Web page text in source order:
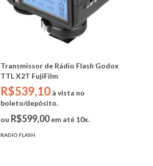
Transmissor de Rádio Flash Godox
TTL X2T FujiFilm
R$539,10 à vista no
boleto/depósito.
ou R$599,00em até 10x.
RADIO FLASH